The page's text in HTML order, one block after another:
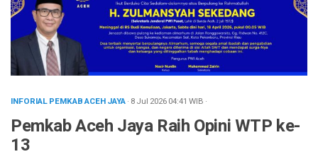
INFORIAL PEMKAB ACEH JAYA· 8 Jul 202604:41 WIB ·
Pemkab Aceh Jaya Raih Opini WTP ke-
13